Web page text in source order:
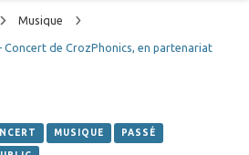
Musique
Concert de CrozPhonics, en partenariat
MUSIQUE PASSÉ